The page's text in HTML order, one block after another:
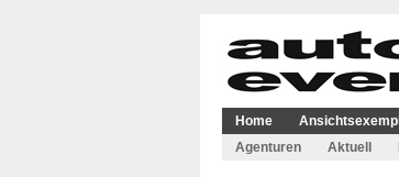
Home
Agenturen
Aktuell